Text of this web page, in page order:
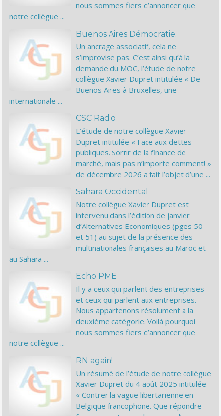
nous sommes fiers d’annoncer que
notre collègue ...
Buenos Aires Démocratie.
Un ancrage associatif, cela ne
s’improvise pas. C’est ainsi qu’à la
demande du MOC, l’étude de notre
collègue Xavier Dupret intitulée « De
Buenos Aires à Bruxelles, une
internationale ...
CSC Radio
L’étude de notre collègue Xavier
Dupret intitulée « Face aux dettes
publiques. Sortir de la finance de
marché, mais pas n’importe comment! »
de décembre 2026 a fait l’objet d’une ...
Sahara Occidental
Notre collègue Xavier Dupret est
intervenu dans l’édition de janvier
d’Alternatives Economiques (pges 50
et 51) au sujet de la présence des
multinationales françaises au Maroc et
au Sahara ...
Echo PME
Il y a ceux qui parlent des entreprises
et ceux qui parlent aux entreprises.
Nous appartenons résolument à la
deuxième catégorie. Voilà pourquoi
nous sommes fiers d’annoncer que
notre collègue ...
RN again!
Un résumé de l’étude de notre collègue
Xavier Dupret du 4 août 2025 intitulée
« Contrer la vague libertarienne en
Belgique francophone. Que répondre